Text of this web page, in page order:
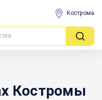
Кострома
Костромы